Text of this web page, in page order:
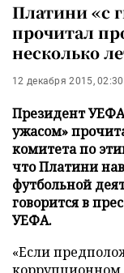
Платини «с
прочитал
несколько
12 декабря 2015, 02:30
Президент
ужасом»
комитета по
что Платини
футбольной
говорится в
УЕФА.
«Если